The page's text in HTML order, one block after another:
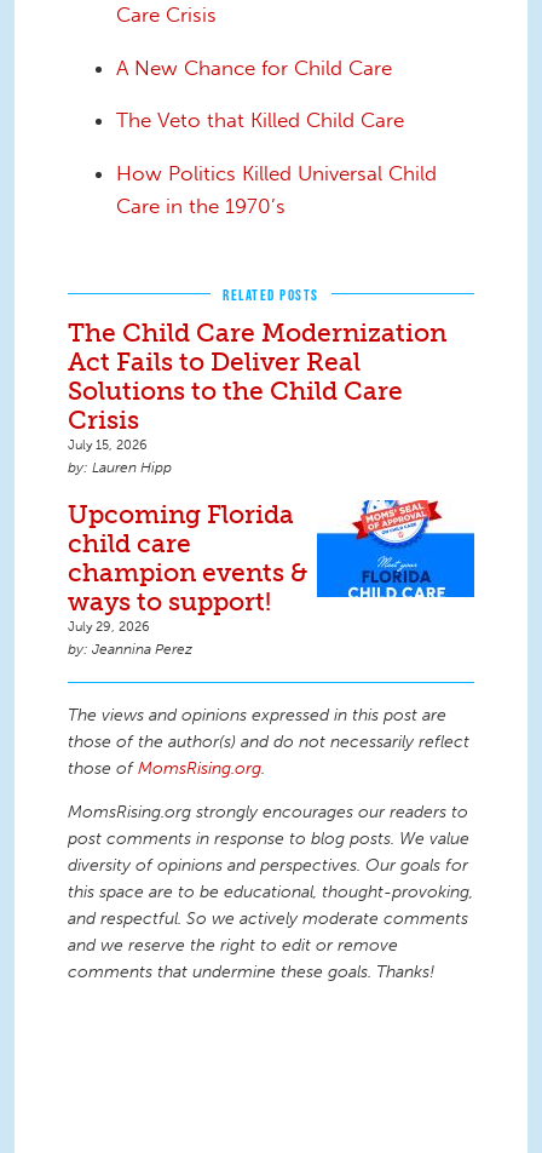
Care Crisis
A New Chance for Child Care
The Veto that Killed Child Care
How Politics Killed Universal Child
Care in the 1970’s
RELATED POSTS
The Child Care Modernization
Act Fails to Deliver Real
Solutions to the Child Care
Crisis
July 15, 2026
Lauren Hipp
Upcoming Florida
child care
champion events &
ways to support!
July 29, 2026
Jeannina Perez
The views and opinions expressed in this post are
those of the author(s) and do not necessarily reflect
those ofMomsRising.org.
MomsRising.org strongly encourages our readers to
post comments in response to blog posts. We value
diversity of opinions and perspectives. Our goals for
this space are to be educational, thought-provoking,
and respectful. So we actively moderate comments
and we reserve the right to edit or remove
comments that undermine these goals. Thanks!